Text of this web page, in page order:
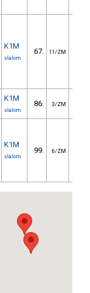
K1M
slalom
67. 11/ZM
K1M
slalom
86. 3/ZM
K1M
slalom
99. 6/ZM